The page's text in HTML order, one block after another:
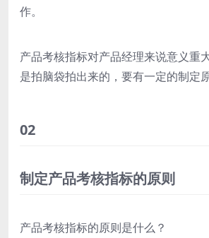
作。
产品考核指标对产品经理来说意义重
是拍脑袋拍出来的，要有一定的制定原
02
制定产品考核指标的原则
产品考核指标的原则是什么？